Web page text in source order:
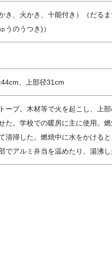
き、火かき、十能付き）（だる
うのうつき)）
、上部径31cm
ーブ。木材等で火を起こし、上
た。学校での暖房に主に使用。
清掃した。燃焼中に水をかけると
でアルミ弁当を温めたり、湯沸し